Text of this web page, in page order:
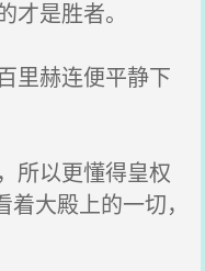
是胜者。
里赫连便平静下
所以更懂得皇权
大殿上的一切，